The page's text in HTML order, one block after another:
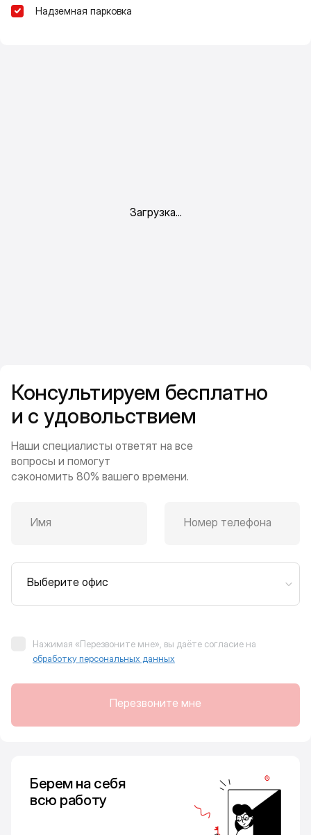
Надземная парковка
Консультируем бесплатно
и с удовольствием
Наши специалисты ответят на все
вопросы и помогут
сэкономить 80% вашего времени.
Имя Номер телефона
Выберите офис
Нажимая «Перезвоните мне», вы даёте согласие на
обработку персональных данных
Перезвоните мне
Берем на себя
всю работу